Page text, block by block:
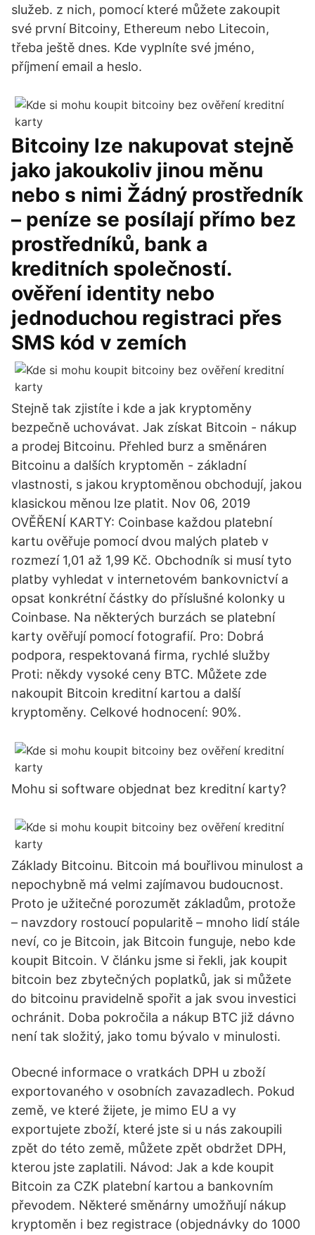
služeb. z nich, pomocí které můžete zakoupit
své první Bitcoiny, Ethereum nebo Litecoin,
třeba ještě dnes. Kde vyplníte své jméno,
příjmení email a heslo.
Bitcoiny lze nakupovat stejně
jako jakoukoliv jinou měnu
nebo s nimi Žádný prostředník
– peníze se posílají přímo bez
prostředníků, bank a
kreditních společností.
ověření identity nebo
jednoduchou registraci přes
SMS kód v zemích
Stejně tak zjistíte i kde a jak kryptoměny
bezpečně uchovávat. Jak získat Bitcoin - nákup
a prodej Bitcoinu. Přehled burz a směnáren
Bitcoinu a dalších kryptoměn - základní
vlastnosti, s jakou kryptoměnou obchodují, jakou
klasickou měnou lze platit. Nov 06, 2019
OVĚŘENÍ KARTY: Coinbase každou platební
kartu ověřuje pomocí dvou malých plateb v
rozmezí 1,01 až 1,99 Kč. Obchodník si musí tyto
platby vyhledat v internetovém bankovnictví a
opsat konkrétní částky do příslušné kolonky u
Coinbase. Na některých burzách se platební
karty ověřují pomocí fotografií. Pro: Dobrá
podpora, respektovaná firma, rychlé služby
Proti: někdy vysoké ceny BTC. Můžete zde
nakoupit Bitcoin kreditní kartou a další
kryptoměny. Celkové hodnocení: 90%.
Mohu si software objednat bez kreditní karty?
Základy Bitcoinu. Bitcoin má bouřlivou minulost a
nepochybně má velmi zajímavou budoucnost.
Proto je užitečné porozumět základům, protože
– navzdory rostoucí popularitě – mnoho lidí stále
neví, co je Bitcoin, jak Bitcoin funguje, nebo kde
koupit Bitcoin. V článku jsme si řekli, jak koupit
bitcoin bez zbytečných poplatků, jak si můžete
do bitcoinu pravidelně spořit a jak svou investici
ochránit. Doba pokročila a nákup BTC již dávno
není tak složitý, jako tomu bývalo v minulosti.
Obecné informace o vratkách DPH u zboží
exportovaného v osobních zavazadlech. Pokud
země, ve které žijete, je mimo EU a vy
exportujete zboží, které jste si u nás zakoupili
zpět do této země, můžete zpět obdržet DPH,
kterou jste zaplatili. Návod: Jak a kde koupit
Bitcoin za CZK platební kartou a bankovním
převodem. Některé směnárny umožňují nákup
kryptoměn i bez registrace (objednávky do 1000